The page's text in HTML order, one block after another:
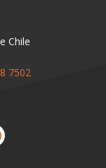
Chile
7502